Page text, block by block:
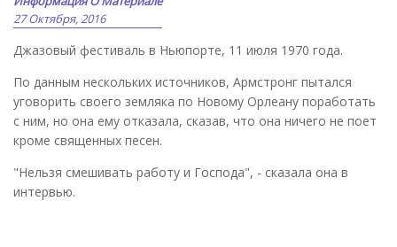
27 Октября, 2016
Джазовый фестиваль в Ньюпорте, 11 июля 1970 года.
По данным нескольких источников, Армстронг пытался
уговорить своего земляка по Новому Орлеану поработать
с ним, но она ему отказала, сказав, что она ничего не поет
кроме священных песен.
"Нельзя смешивать работу и Господа", - сказала она в
интервью.